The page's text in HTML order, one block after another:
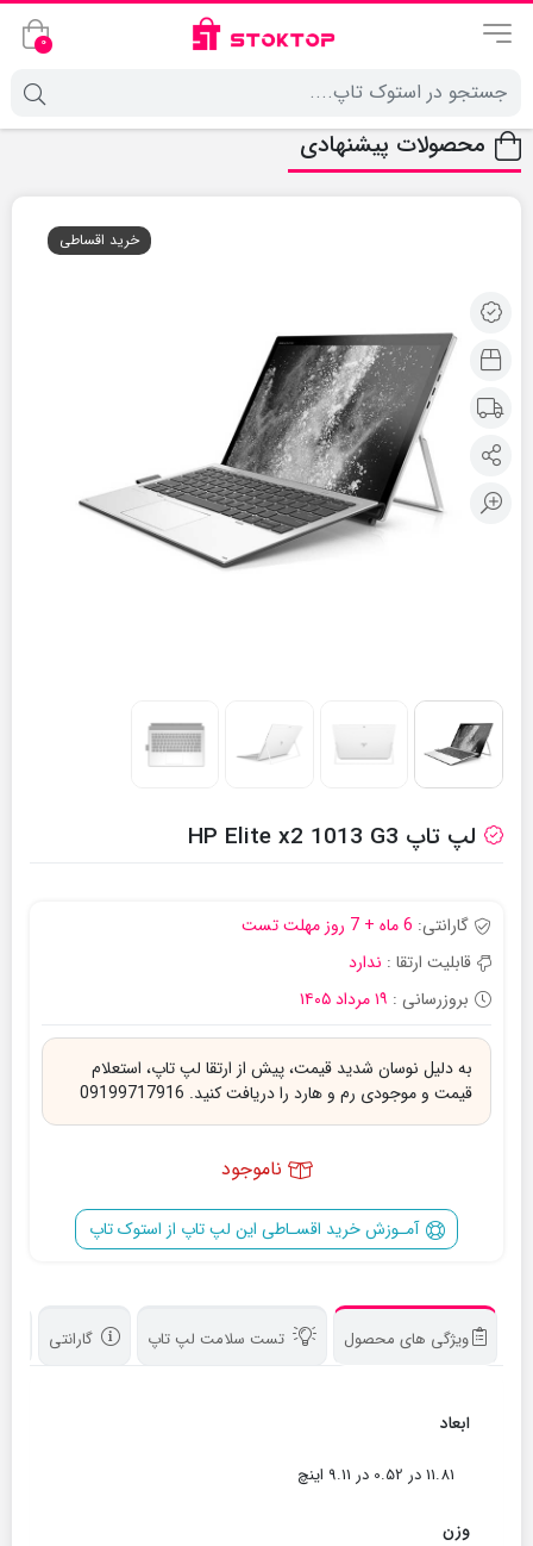
0
محصولات پیشنهادی
خرید اقساطی
لپ تاپ HP Elite x2 1013 G3
گارانتی: 6 ماه + 7 روز مهلت تست
قابلیت ارتقا : ندارد
بروزرسانی : ۱۹ مرداد ۱۴۰۵
به دلیل نوسان شدید قیمت، پیش از ارتقا لپ تاپ، استعلام
قیمت و موجودی رم و هارد را دریافت کنید. 09199717916
ناموجود
آمـوزش خرید اقسـاطی این لپ تاپ از استوک تاپ
ویژگی های محصول تست سلامت لپ تاپ گارانتی
ابعاد
11.81 در 0.52 در 9.11 اینچ
وزن